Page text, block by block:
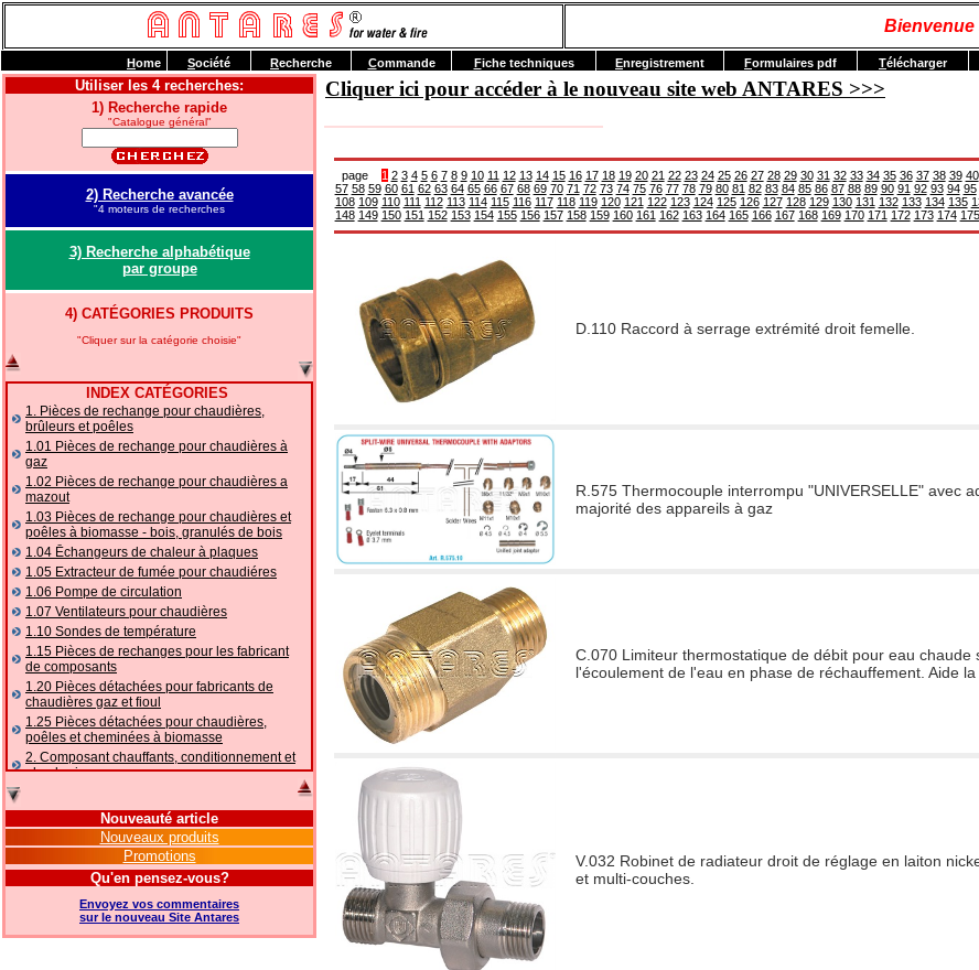
Bienvenue
Utiliser les 4 recherches:
1) Recherche rapide
"Catalogue général"
2) Recherche avancée
"4 moteurs de recherches
3) Recherche alphabétique
par groupe
4) CATÉGORIES PRODUITS
"Cliquer sur la catégorie choisie"
INDEX CATÉGORIES
1. Pièces de rechange pour chaudières,
brûleurs et poêles
1.01 Pièces de rechange pour chaudières à
gaz
1.02 Pièces de rechange pour chaudières a
mazout
1.03 Pièces de rechange pour chaudières et
poêles à biomasse - bois, granulés de bois
1.04 Ēchangeurs de chaleur à plaques
1.05 Extracteur de fumée pour chaudiéres
1.06 Pompe de circulation
1.07 Ventilateurs pour chaudières
1.10 Sondes de température
1.15 Pièces de rechanges pour les fabricant
de composants
1.20 Pièces détachées pour fabricants de
chaudières gaz et fioul
1.25 Pièces détachées pour chaudières,
poêles et cheminées à biomasse
2. Composant chauffants, conditionnement et
plomberie
accessoires et complémentaires
2.05 POMPES À CHALEUR : vannes et
accessoires
2.10 Thermorégulation des systèmes
2.15 Conditionnement: vannes et composants
accessoires et complémentaires
2.16 Gaz: composants de tuyauterie,
accessoires et complémentaires
Nouveauté article
Nouveaux produits
Promotions
Qu'en pensez-vous?
Envoyez vos commentaires
sur le nouveau Site Antares
Cliquer ici pour accéder à le nouveau site web ANTARES >>>
page 1 2 3 4 5 6 7 8 9 10 11 12 13 14 15 16 17 18 19 20 21 22 23 24 25 26 27 28 29 30 31 32 33 34 35 36 37 38 39 40
57 58 59 60 61 62 63 64 65 66 67 68 69 70 71 72 73 74 75 76 77 78 79 80 81 82 83 84 85 86 87 88 89 90 91 92 93 94 95
108 109 110 111 112 113 114 115 116 117 118 119 120 121 122 123 124 125 126 127 128 129 130 131 132 133 134 135
148 149 150 151 152 153 154 155 156 157 158 159 160 161 162 163 164 165 166 167 168 169 170 171 172 173 174 175
D.110 Raccord à serrage extrémité droit femelle.
R.575 Thermocouple interrompu "UNIVERSELLE" avec
majorité des appareils à gaz
C.070 Limiteur thermostatique de débit pour eau chaude
l'écoulement de l'eau en phase de réchauffement. Aide
V.032 Robinet de radiateur droit de réglage en laiton
et multi-couches.
Home Société Recherche Commande Fiche techniques Enregistrement Formulaires pdf Télécharger